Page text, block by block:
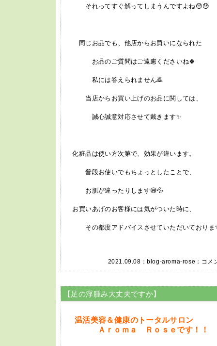
それってすぐ解ってしまうんですよね😓😓
同じお品でも、他店からお買いになられた
お品のご質問はご遠慮くださいね🍀
私には答えられません🙇
当店からお買い上げのお品に関しては、
誠心誠意対応させて戴きます✨
化粧品は使い方次第で、効果が違います。
普段お使いでもちょっとしたことで、
お肌が違ったりします😅💦
お買いあげのお客様には気がついた時に、
その都度アドバイスさせていただいておりま
2021.09.08： blog-aroma-rose ： コメ
【足の浮腫み大丈夫ですか】
温活美容＆健康のトータルサロン
Ａｒｏｍａ Ｒｏｓｅです！！